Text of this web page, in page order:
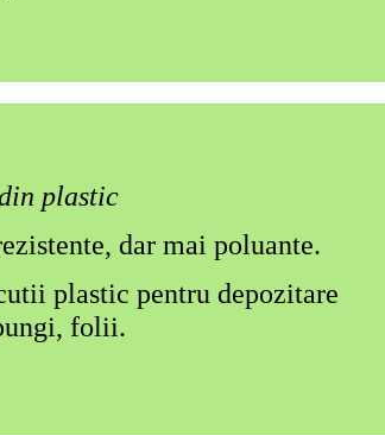
plastic
dar mai poluante.
plastic pentru depozitare
folii.